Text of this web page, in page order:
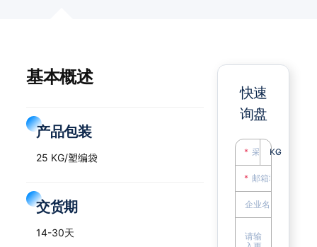
基本概述
产品包装
25 KG/塑编袋
交货期
14-30天
快速
询盘
KG